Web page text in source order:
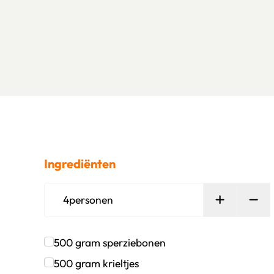
Ingrediënten
4personen Persoon
500gram sperziebonen
Klik om dit selectievakje aan te vinken
500gram krieltjes